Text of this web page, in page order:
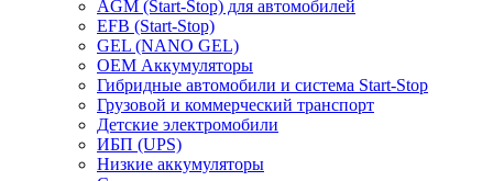
AGM (Start-Stop) для автомобилей
EFB (Start-Stop)
GEL (NANO GEL)
OEM Аккумуляторы
Гибридные автомобили и система Start-Stop
Грузовой и коммерческий транспорт
Детские электромобили
ИБП (UPS)
Низкие аккумуляторы